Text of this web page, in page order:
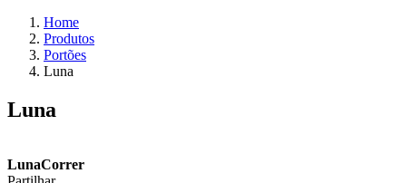
Home
Produtos
Portões
Luna
Luna
LunaCorrer